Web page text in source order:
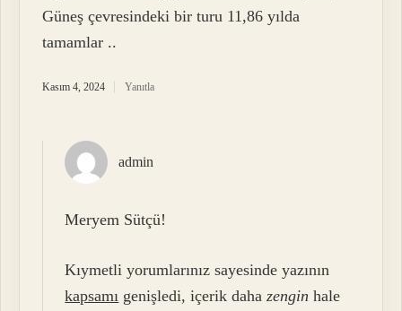
Güneş çevresindeki bir turu 11,86 yılda
tamamlar ..
Kasım 4, 2024 Yanıtla
admin
Meryem Sütçü!
Kıymetli yorumlarınız sayesinde yazının
kapsamı genişledi, içerik dahazengin hale